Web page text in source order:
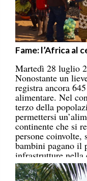
Fame: l’Africa al
Martedì 28 luglio
Nonostante un
registra ancora
alimentare. Nel
terzo della
permettersi
continente che si
persone coinvolte,
bambini pagano il
infrastrutture nella
un terzo della
latticini.